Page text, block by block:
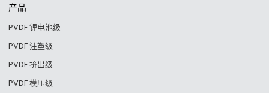
产品
PVDF 锂电池级
PVDF 注塑级
PVDF 挤出级
PVDF 模压级